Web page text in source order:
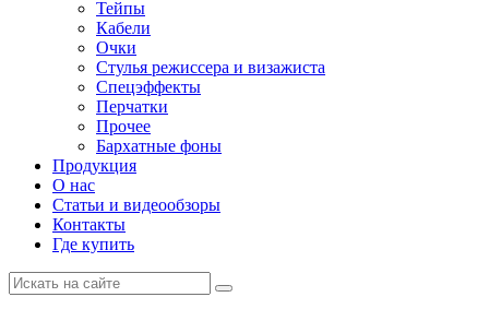
Тейпы
Кабели
Очки
Стулья режиссера и визажиста
Спецэффекты
Перчатки
Прочее
Бархатные фоны
Продукция
О нас
Статьи и видеообзоры
Контакты
Где купить